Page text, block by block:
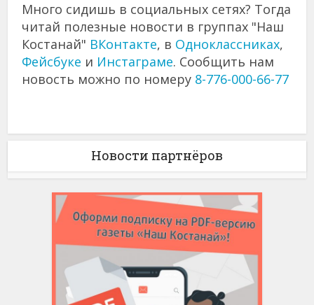
Много сидишь в социальных сетях? Тогда
читай полезные новости в группах "Наш
Костанай" ВКонтакте, в Одноклассниках,
Фейсбуке и Инстаграме. Сообщить нам
новость можно по номеру 8-776-000-66-77
Новости партнёров